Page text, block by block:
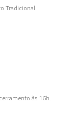
Tradicional
às 16h.